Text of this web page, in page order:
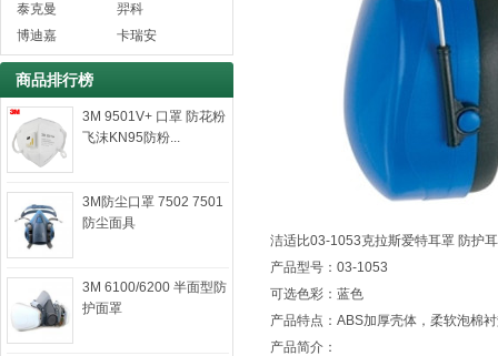
泰克曼
羿科
博迪嘉
卡瑞安
商品排行榜
3M 9501V+ 口罩 防花粉
飞沫KN95防粉...
3M防尘口罩 7502 7501
防尘面具
3M 6100/6200 半面型防
护面罩
洁适比03-1053克拉斯爱特耳罩 防护
产品型号：03-1053
可选色彩：蓝色
产品特点：ABS加厚壳体，柔软泡棉
产品简介：